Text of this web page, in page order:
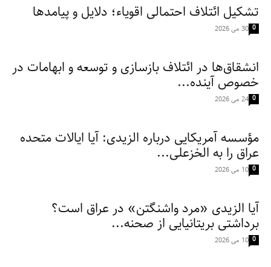
تشکیل ائتلاف احتمالی اقویاء؛ دلایل و پیامدها
30 می 2026 0
انشقاق‌ها در ائتلاف بازسازى و توسعه و ابهامات در
خصوص آينده...
24 می 2026 0
مؤسسه آمریکایی درباره الزیدی: آیا ایالات متحده
عراق را به الخزعلی...
10 می 2026 0
آیا الزیدی «مرد واشنگتن» در عراق است؟
برداشتی بریتانیایی از صحنه...
10 می 2026 0